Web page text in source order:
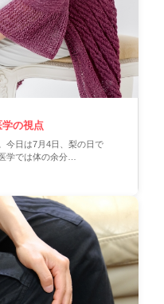
の視点
今日は7月4日、梨の日で
学では体の余分…